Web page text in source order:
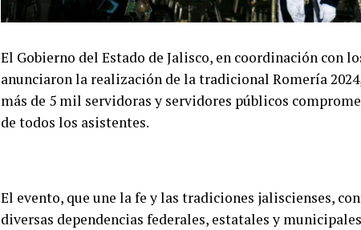
El Gobierno del Estado de Jalisco, en coordinación con
anunciaron la realización de la tradicional Romería
más de 5 mil servidoras y servidores públicos
de todos los asistentes.
El evento, que une la fe y las tradiciones jaliscienses,
diversas dependencias federales, estatales y